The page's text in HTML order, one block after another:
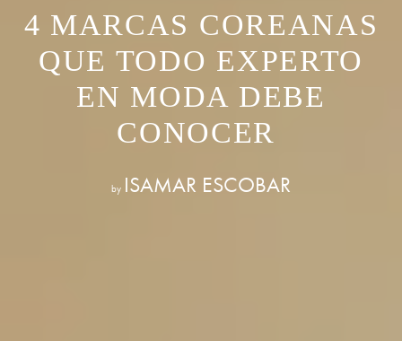
4 MARCAS COREANAS
QUE TODO EXPERTO
EN MODA DEBE
CONOCER
by ISAMAR ESCOBAR